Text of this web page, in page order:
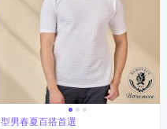
型男春夏百搭首選